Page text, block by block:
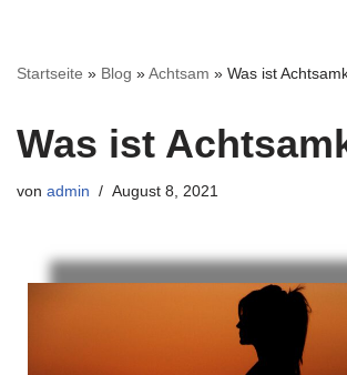
Startseite » Blog »Achtsam » Was ist
Was ist
von admin August 8, 2021